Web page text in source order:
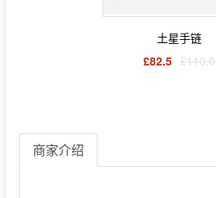
土星手链
£82.5 £110.0
商家介绍